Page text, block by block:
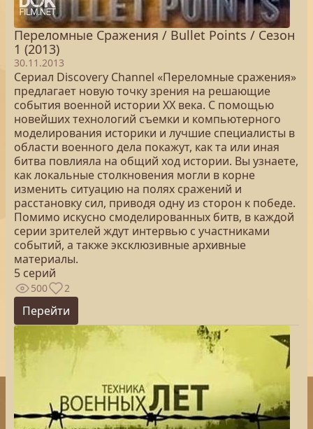
Переломные Сражения / Bullet Points / Сезон
1 (2013)
30.11.2013
Сериал Discovery Channel «Переломные сражения»
предлагает новую точку зрения на решающие
события военной истории ХХ века. С помощью
новейших технологий съемки и компьютерного
моделирования историки и лучшие специалисты в
области военного дела покажут, как та или иная
битва повлияла на общий ход истории. Вы узнаете,
как локальные столкновения могли в корне
изменить ситуацию на полях сражений и
расстановку сил, приводя одну из сторон к победе.
Помимо искусно смоделированных битв, в каждой
серии зрителей ждут интервью с участниками
событий, а также эксклюзивные архивные
материалы.
5 серий
500 2
Перейти